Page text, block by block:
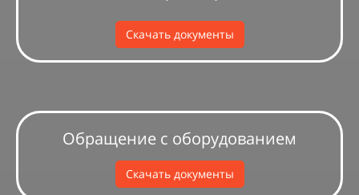
Скачать документы
Обращение с оборудованием
Скачать документы